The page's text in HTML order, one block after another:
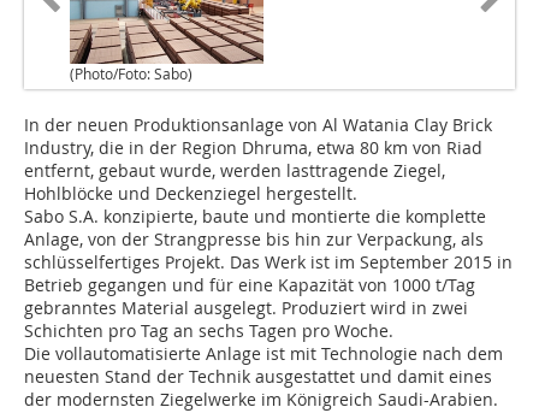
(Photo/Foto: Sabo)
In der neuen Produktionsanlage von Al Watania Clay Brick
Industry, die in der Region Dhruma, etwa 80 km von Riad
entfernt, gebaut wurde, werden lasttragende Ziegel,
Hohlblöcke und Deckenziegel hergestellt.
Sabo S.A. konzipierte, baute und montierte die komplette
Anlage, von der Strangpresse bis hin zur Verpackung, als
schlüsselfertiges Projekt. Das Werk ist im September 2015 in
Betrieb gegangen und für eine Kapazität von 1000 t/Tag
gebranntes Material ausgelegt. Produziert wird in zwei
Schichten pro Tag an sechs Tagen pro Woche.
Die vollautomatisierte Anlage ist mit Technologie nach dem
neuesten Stand der Technik ausgestattet und damit eines
der modernsten Ziegelwerke im Königreich Saudi-Arabien.